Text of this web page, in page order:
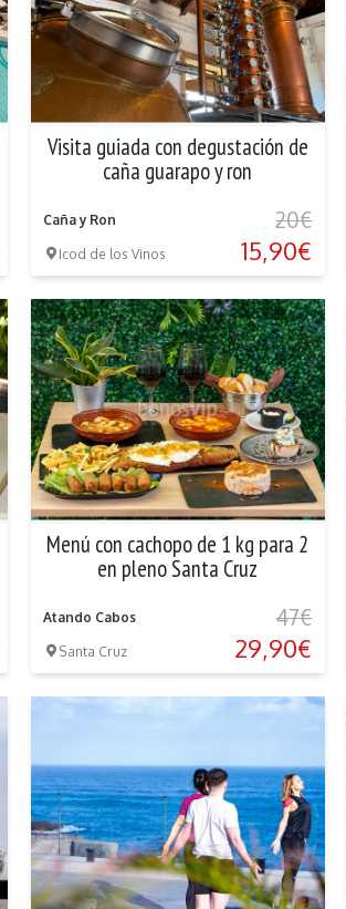
Visita guiada con degustación de
caña guarapo y ron
Caña y Ron
Icod de los Vinos
20€
15,90€
Menú con cachopo de 1 kg para 2
en pleno Santa Cruz
Atando Cabos
Santa Cruz
47€
29,90€